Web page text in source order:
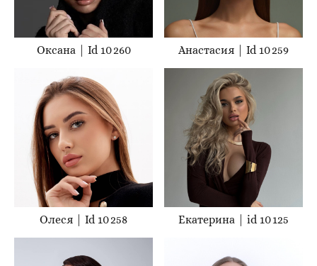
Оксана | Id 10 260 Анастасия | Id 10 259
Олеся | Id 10 258 Екатерина | id 10 125